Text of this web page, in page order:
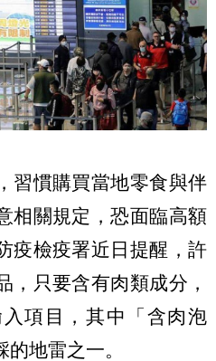
習慣購買當地零食與伴
相關規定，恐面臨高額
疫檢疫署近日提醒，許
，只要含有肉類成分，
項目，其中「含肉泡
地雷之一。